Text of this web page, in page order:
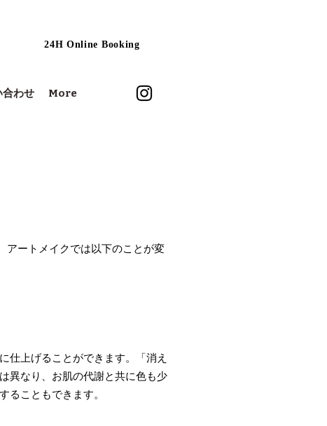
24H Online Booking
合わせ More
アートメイクでは以下のことが変
仕上げることができます。「消え
異なり、お肌の代謝と共に色も少
ることもできます。